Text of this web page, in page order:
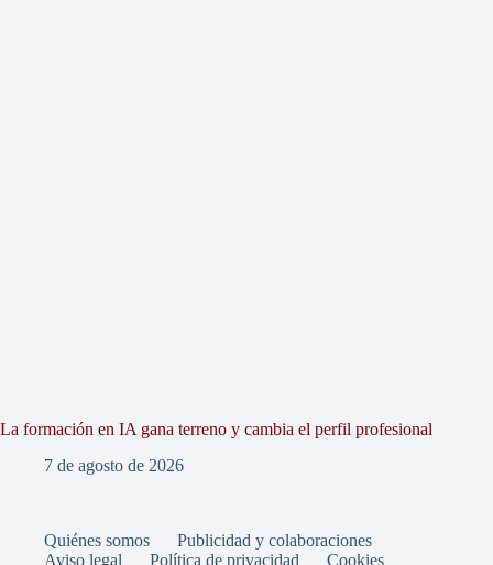
La formación en IA gana terreno y cambia el perfil profesional
7 de agosto de 2026
Quiénes somos
Publicidad y colaboraciones
Aviso legal
Política de privacidad Cookies